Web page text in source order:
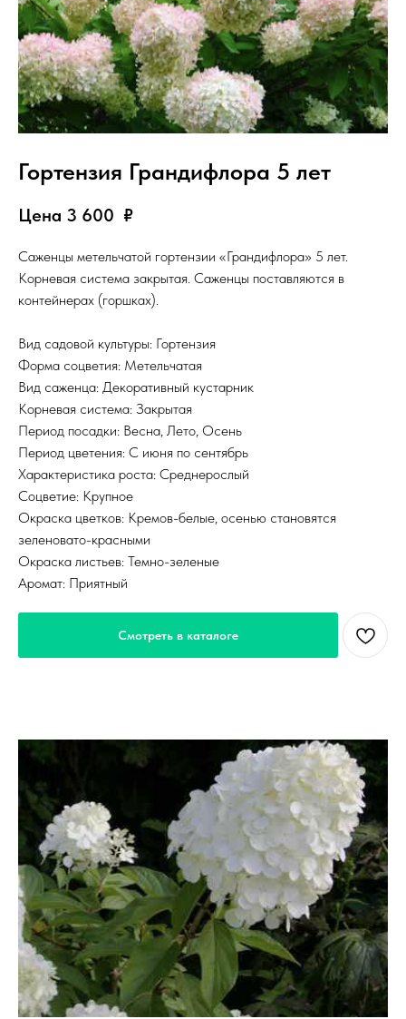
Гортензия Грандифлора 5 лет
Цена 3 600 ₽
Саженцы метельчатой гортензии «Грандифлора» 5 лет.
Корневая система закрытая. Саженцы поставляются в
контейнерах (горшках).
Вид садовой культуры: Гортензия
Форма соцветия: Метельчатая
Вид саженца: Декоративный кустарник
Корневая система: Закрытая
Период посадки: Весна, Лето, Осень
Период цветения: С июня по сентябрь
Характеристика роста: Среднерослый
Соцветие: Крупное
Окраска цветков: Кремов-белые, осенью становятся
зеленовато-красными
Окраска листьев: Темно-зеленые
Аромат: Приятный
Смотреть в каталоге